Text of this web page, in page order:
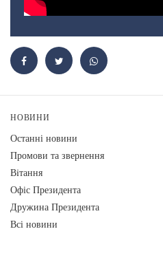
НОВИНИ
Останні новини
Промови та звернення
Вiтання
Офіс Президента
Дружина Президента
Всі новини